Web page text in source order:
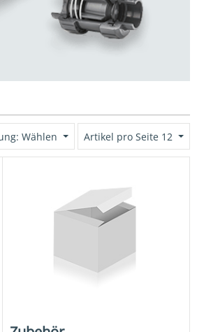
Sortierung: Wählen Artikel pro Seite 12